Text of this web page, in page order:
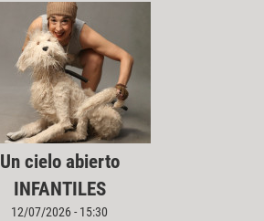
Un cielo abierto
INFANTILES
12/07/2026 - 15:30